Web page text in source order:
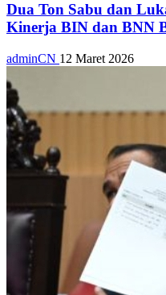
Dua Ton Sabu dan
Kinerja BIN dan BNN
adminCN 12 Maret 2026